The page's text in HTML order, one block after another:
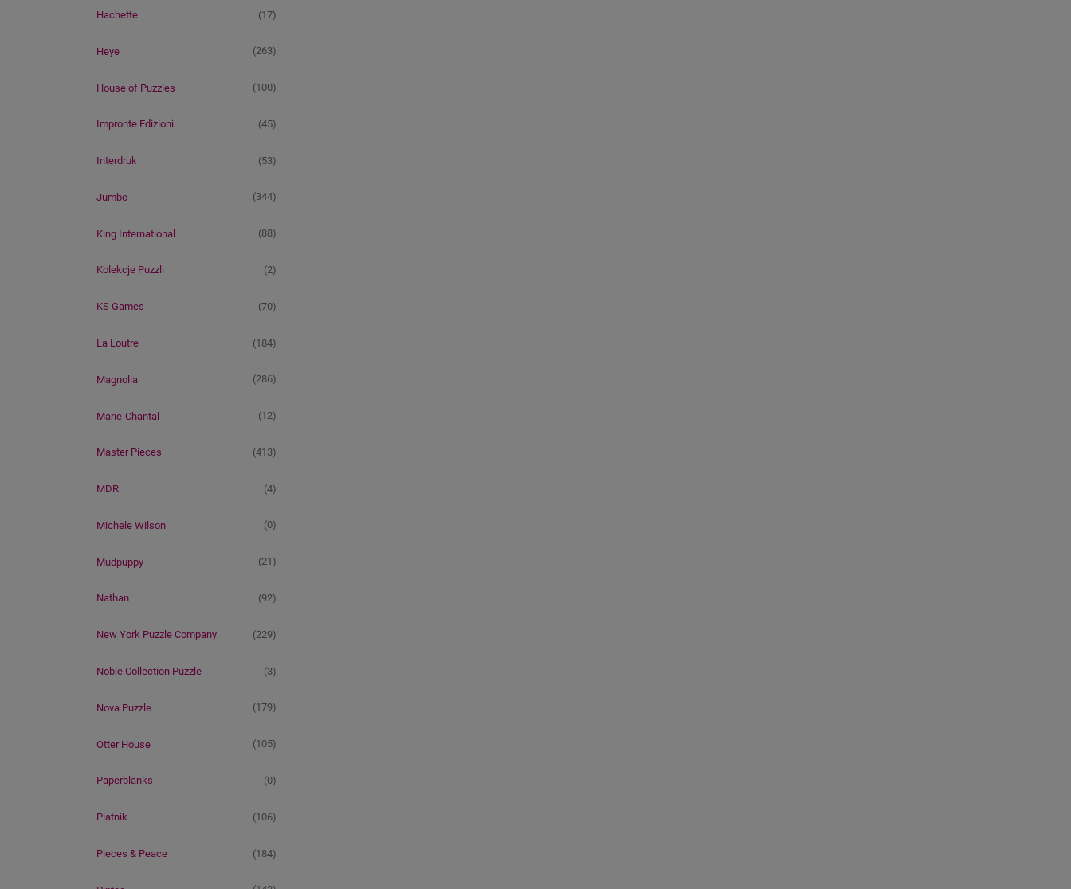
Hachette (17)
Heye (263)
House of Puzzles (100)
Impronte Edizioni (45)
Interdruk (53)
Jumbo (344)
King International (88)
Kolekcje Puzzli (2)
KS Games (70)
La Loutre (184)
Magnolia (286)
Marie-Chantal (12)
Master Pieces (413)
MDR (4)
Michele Wilson (0)
Mudpuppy (21)
Nathan (92)
New York Puzzle Company (229)
Noble Collection Puzzle (3)
Nova Puzzle (179)
Otter House (105)
Paperblanks (0)
Piatnik (106)
Pieces & Peace (184)